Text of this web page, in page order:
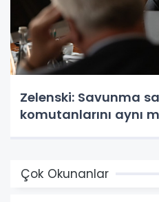
Zelenski: Savunma
komutanlarını aynı
Çok Okunanlar